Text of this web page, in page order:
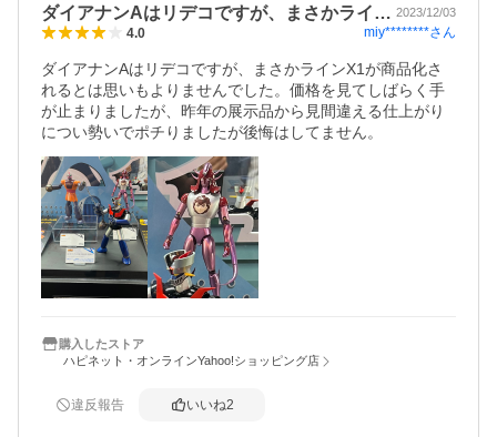
ダイアナンAはリデコですが、まさかライ… 2023/12/03
4.0 miy********さん
ダイアナンAはリデコですが、まさかラインX1が商品化さ
れるとは思いもよりませんでした。価格を見てしばらく手
が止まりましたが、昨年の展示品から見間違える仕上がり
につい勢いでポチりましたが後悔はしてません。
購入したストア
ハピネット・オンラインYahoo!ショッピング店
違反報告 いいね2